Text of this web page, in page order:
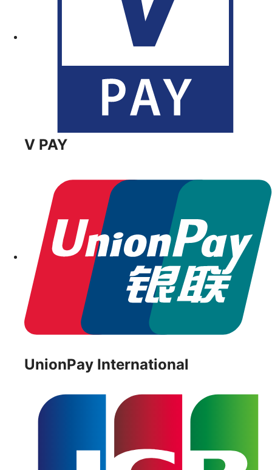
V PAY
UnionPay International